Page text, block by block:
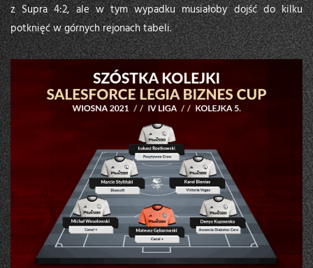
z Supra 4:2, ale w tym wypadku musiałoby dojść do kilku
potknięć w górnych rejonach tabeli.